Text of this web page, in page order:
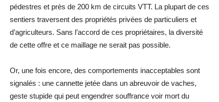
pédestres et près de 200 km de circuits VTT. La plupart de ces
sentiers traversent des propriétés privées de particuliers et
d’agriculteurs. Sans l’accord de ces propriétaires, la diversité
de cette offre et ce maillage ne serait pas possible.
Or, une fois encore, des comportements inacceptables sont
signalés : une cannette jetée dans un abreuvoir de vaches,
geste stupide qui peut engendrer souffrance voir mort du